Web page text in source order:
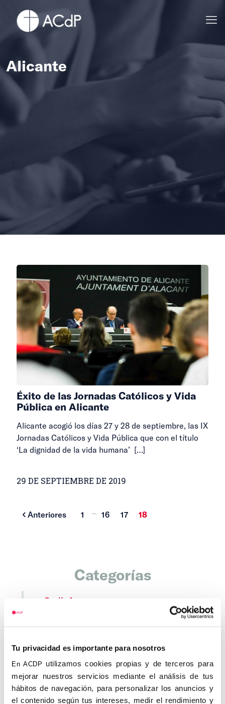
Tu privacidad es importante para nosotros
En ACDP utilizamos cookies propias y de terceros para
mejorar nuestros servicios mediante el análisis de tus
hábitos de navegación, para personalizar los anuncios y
el contenido según tus intereses, medir el rendimiento y
Alicante
Éxito de las Jornadas Católicos y Vida
Pública en Alicante
Alicante acogió los días 27 y 28 de septiembre, las IX
Jornadas Católicos y Vida Pública que con el título
‘La dignidad de la vida humana’ […]
29 DE SEPTIEMBRE DE 2019
Anteriores 1 ... 16 17 18
Categorías
Cedinfor
Asturias
Barcelona